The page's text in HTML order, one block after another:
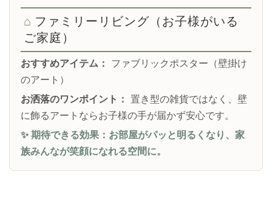
ファミリーリビング（お子様がいる
ご家庭）
おすすめアイテム： ファブリックポスター（壁掛け
のアート）
お洒落のワンポイント： 置き型の雑貨ではなく、壁
に飾るアートならお子様の手が届かず安心です。
✨ 期待できる効果：お部屋がパッと明るくなり、家
族みんなが笑顔になれる空間に。